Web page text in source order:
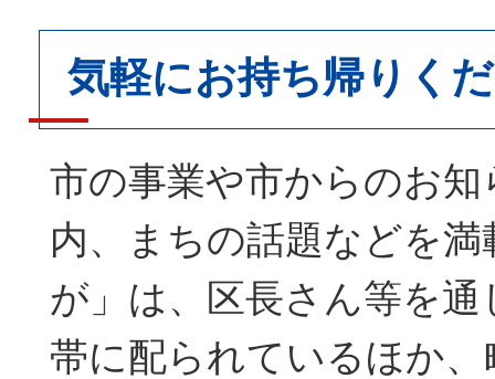
気軽にお持ち帰りく
市の事業や市からのお
内、まちの話題などを
が」は、区長さん等を
帯に配られているほか